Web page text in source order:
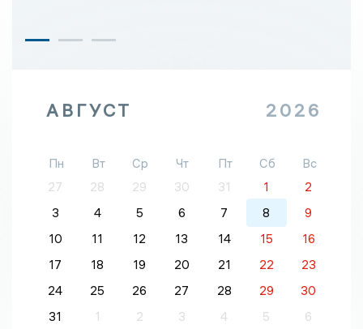
АВГУСТ 2026
Пн Вт Ср Чт Пт Сб
Вс
27
28 29 30 31 1
2
3
4 5 6 7 8
9
10
11 12 13 14 15
16
17
18 19 20 21 22
23
24
25 26 27 28 29
30
31
1 2 3 4 5 6